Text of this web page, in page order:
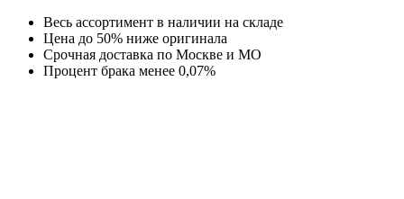
Перейти
содержимому
Весь ассортимент в наличии на складе
Цена до 50% ниже оригинала
Срочная доставка по Москве и МО
Процент брака менее 0,07%